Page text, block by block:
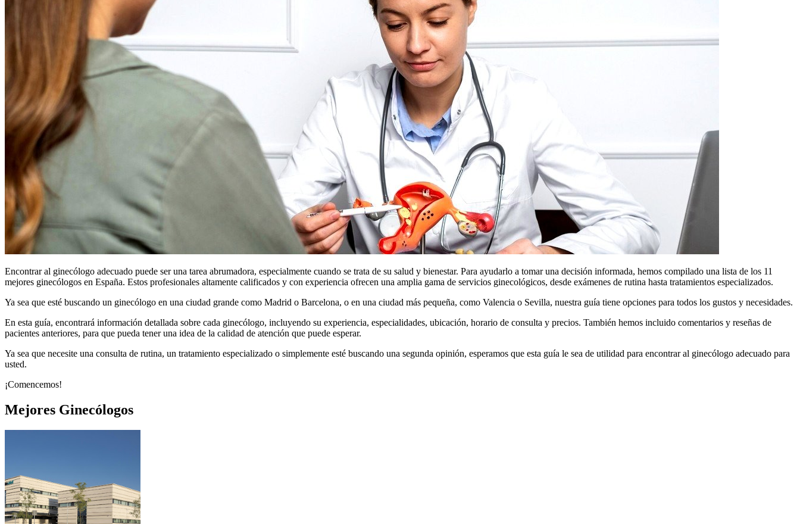
Encontrar al ginecólogo adecuado puede ser una tarea abrumadora, especialmente cuando se trata de su salud y bienestar. Para ayudarlo a tomar una decisión informada, hemos compilado una lista de los 11
mejores ginecólogos en España. Estos profesionales altamente calificados y con experiencia ofrecen una amplia gama de servicios ginecológicos, desde exámenes de rutina hasta tratamientos especializados.
Ya sea que esté buscando un ginecólogo en una ciudad grande como Madrid o Barcelona, o en una ciudad más pequeña, como Valencia o Sevilla, nuestra guía tiene opciones para todos los gustos y necesidades.
En esta guía, encontrará información detallada sobre cada ginecólogo, incluyendo su experiencia, especialidades, ubicación, horario de consulta y precios. También hemos incluido comentarios y reseñas de
pacientes anteriores, para que pueda tener una idea de la calidad de atención que puede esperar.
Ya sea que necesite una consulta de rutina, un tratamiento especializado o simplemente esté buscando una segunda opinión, esperamos que esta guía le sea de utilidad para encontrar al ginecólogo adecuado para
usted.
¡Comencemos!
Mejores Ginecólogos